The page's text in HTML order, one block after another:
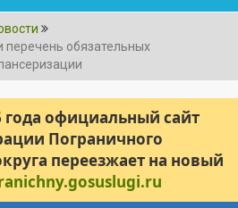
обязательных
года официальный сайт
Пограничного
переезжает на новый